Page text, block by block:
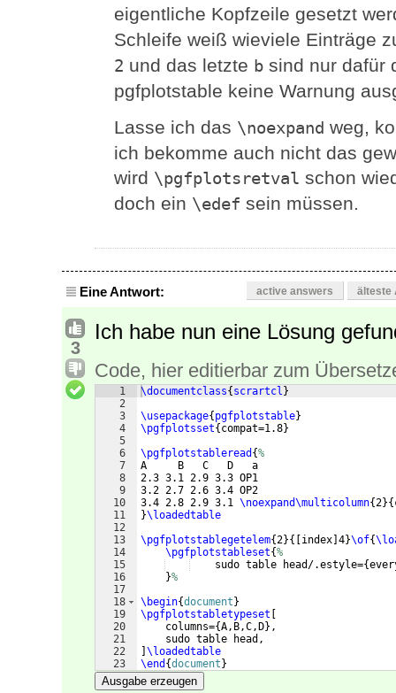
eigentliche Kopfzeile gesetzt
Schleife weiß wieviele Einträge
2 und das letzte b sind nur dafür
pgfplotstable keine Warnung
Lasse ich das \noexpand weg,
ich bekomme auch nicht das
wird \pgfplotsretval schon
doch ein \edef sein müssen.
Eine Antwort: active answers älteste
3
Ich habe nun eine Lösung
Code, hier editierbar zum
1
2
3
4
5
6
7
8
9
10
11
12
13
14
15
16
17
18
19
20
21
22
23
\documentclass{ scrartcl }
\usepackage{ pgfplotstable}
\pgfplotsset{ compat=1.8}
\pgfplotstableread {%
A     B   C   D   a
2.3 3.1 2.9 3.3 OP1
3.2 2.7 2.6 3.4 OP2
3.4 2.8 2.9 3.1 \noexpand\multicolumn{2}{
}\loadedtable
\pgfplotstablegetelem{2}{[ index 4}\of{
\pgfplotstableset{%
    sudo table head/.estyle=
{
}%
\begin{document }
\pgfplotstabletypeset
    columns=
{A,B,C,D} ,
    sudo table head,
\loadedtable
\end {document }
Ausgabe erzeugen